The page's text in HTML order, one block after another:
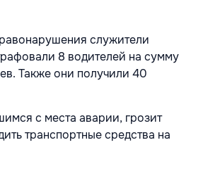
служители
8 водителей на сумму
Также они получили 40
с места аварии, грозит
транспортные средства на